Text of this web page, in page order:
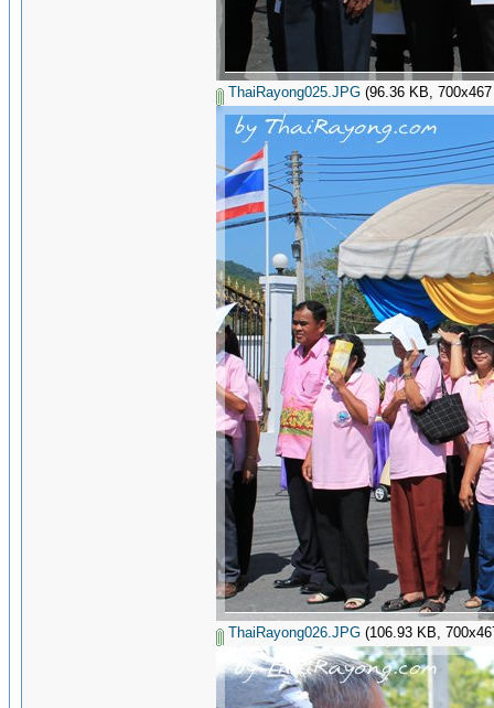
ThaiRayong025.JPG (96.36 KB,
ThaiRayong026.JPG (106.93 KB,